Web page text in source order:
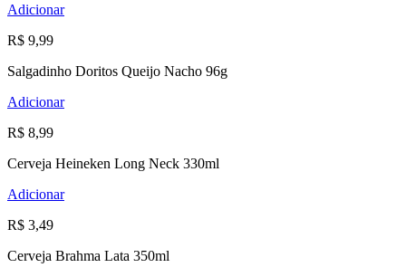
Adicionar
R$ 9,99
Salgadinho Doritos Queijo Nacho 96g
Adicionar
R$ 8,99
Cerveja Heineken Long Neck 330ml
Adicionar
R$ 3,49
Cerveja Brahma Lata 350ml